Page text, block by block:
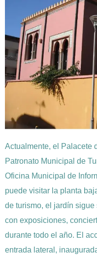
Actualmente, el Palacete
Patronato Municipal de
Oficina Municipal de
puede visitar la planta
de turismo, el jardín
con exposiciones,
durante todo el año. El
entrada lateral,